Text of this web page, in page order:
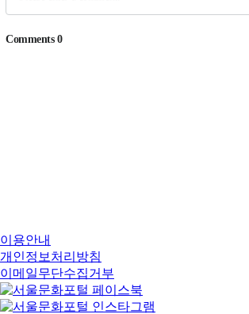
이용안내
개인정보처리방침
이메일무단수집거부